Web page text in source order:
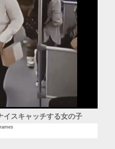
イスキャッチする女の子